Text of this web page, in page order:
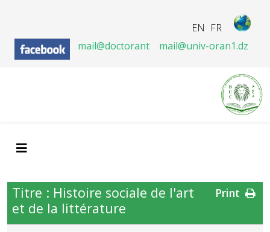
FR
EN
mail@doctorant
mail@univ-oran1.dz
Titre : Histoire sociale de l'art
et de la littérature